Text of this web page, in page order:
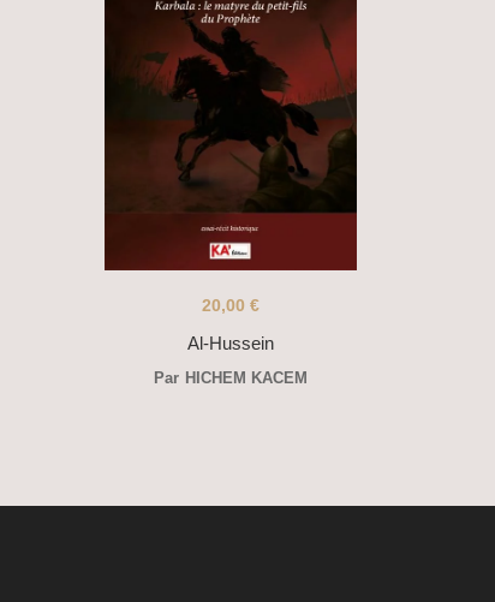
Al-Hussein
20,00 €
Par HICHEM KACEM